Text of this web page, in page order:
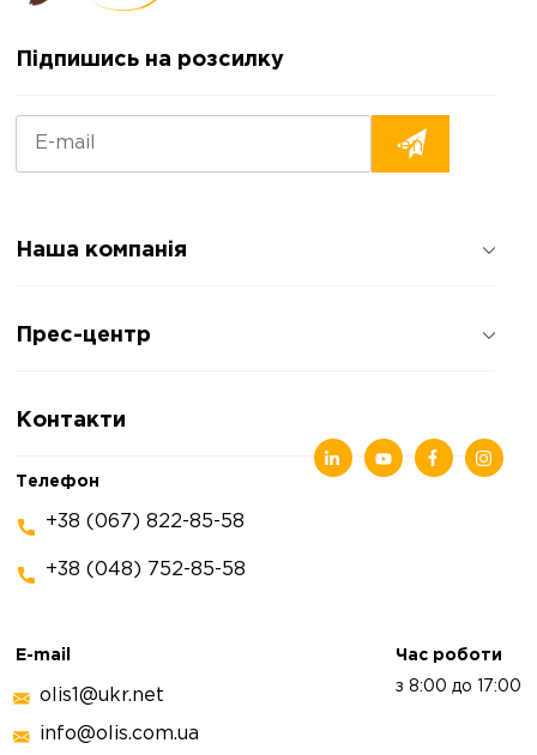
Підпишись на розсилку
Наша компанія
Відгуки про компанію
Прес-центр
Статті
Контакти
Телефон
+38 (067) 822-85-58
+38 (048) 752-85-58
E-mail
olis1@ukr.net
info@olis.com.ua
Час роботи
з 8:00 до 17:00